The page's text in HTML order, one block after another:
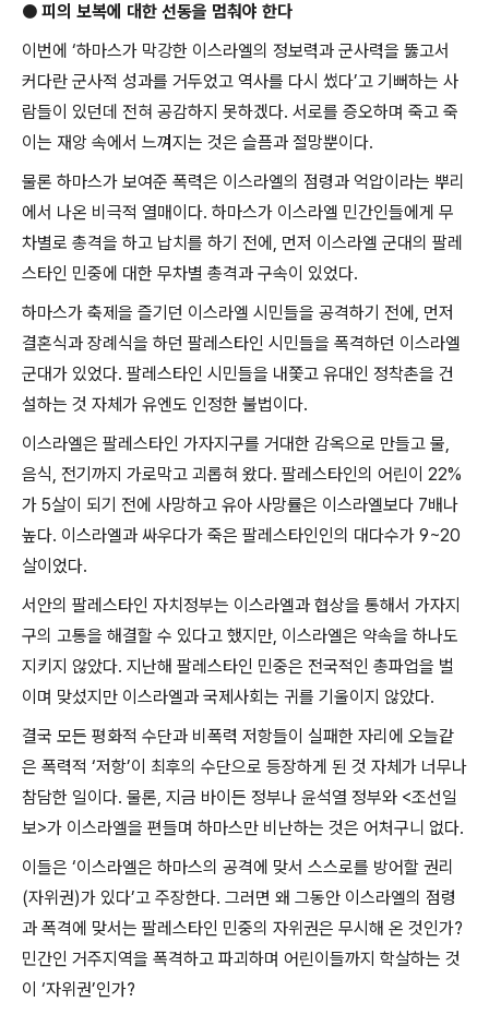
● 피의 보복에 대한 선동을 멈춰야 한다
이번에 ‘하마스가 막강한 이스라엘의 정보력과 군사력을 뚫고서
커다란 군사적 성과를 거두었고 역사를 다시 썼다’고 기뻐하는 사
람들이 있던데 전혀 공감하지 못하겠다. 서로를 증오하며 죽고 죽
이는 재앙 속에서 느껴지는 것은 슬픔과 절망뿐이다.
물론 하마스가 보여준 폭력은 이스라엘의 점령과 억압이라는 뿌리
에서 나온 비극적 열매이다. 하마스가 이스라엘 민간인들에게 무
차별로 총격을 하고 납치를 하기 전에 , 먼저 이스라엘 군대의 팔레
스타인 민중에 대한 무차별 총격과 구속이 있었다.
하마스가 축제을 즐기던 이스라엘 시민들을 공격하기 전에 , 먼저
결혼식과 장례식을 하던 팔레스타인 시민들을 폭격하던 이스라엘
군대가 있었다. 팔레스타인 시민들을 내쫓고 유대인 정착촌을 건
설하는 것 자체가 유엔도 인정한 불법이다.
이스라엘은 팔레스타인 가자지구를 거대한 감옥으로 만들고 물,
음식, 전기까지 가로막고 괴롭혀 왔다. 팔레스타인의 어린이 22%
가 5살이 되기 전에 사망하고 유아 사망률은 이스라엘보다 7배나
높다. 이스라엘과 싸우다가 죽은 팔레스타인인의 대다수가 9~20
살이었다.
서안의 팔레스타인 자치정부는 이스라엘과 협상을 통해서 가자지
구의 고통을 해결할 수 있다고 했지만, 이스라엘은 약속을 하나도
지키지 않았다. 지난해 팔레스타인 민중은 전국적인 총파업을 벌
이며 맞섰지만 이스라엘과 국제사회는 귀를 기울이지 않았다.
결국 모든 평화적 수단과 비폭력 저항들이 실패한 자리에 오늘같
은 폭력적 ‘저항’이 최후의 수단으로 등장하게 된 것 자체가 너무나
참담한 일이다. 물론, 지금 바이든 정부나 윤석열 정부와 <조선일
보>가 이스라엘을 편들며 하마스만 비난하는 것은 어처구니 없다.
이들은 ‘이스라엘은 하마스의 공격에 맞서 스스로를 방어할 권리
(자위권)가 있다’고 주장한다. 그러면 왜 그동안 이스라엘의 점령
과 폭격에 맞서는 팔레스타인 민중의 자위권은 무시해 온 것인가?
민간인 거주지역을 폭격하고 파괴하며 어린이들까지 학살하는 것
이 ‘자위권’인가?